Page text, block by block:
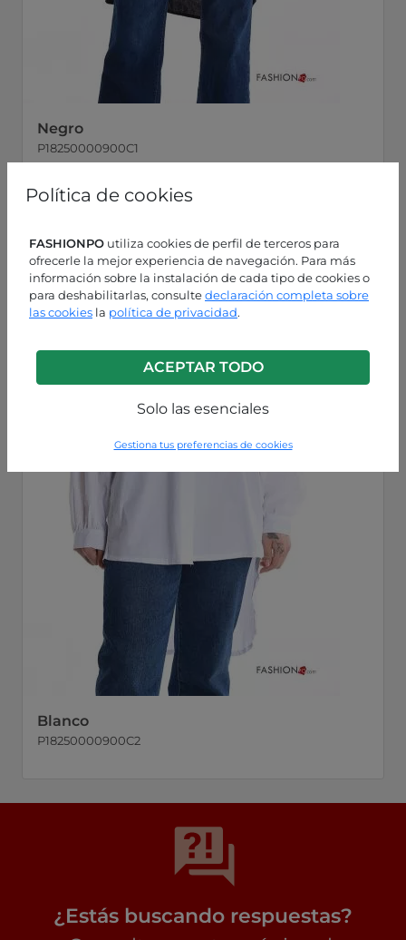
Política de cookies
FASHIONPO utiliza cookies de perfil de terceros para
ofrecerle la mejor experiencia de navegación. Para más
información sobre la instalación de cada tipo de cookies o
para deshabilitarlas, consultedeclaración completa sobre
las cookies la política de privacidad.
ACEPTAR TODO
Solo las esenciales
Gestiona tus preferencias de cookies
Negro
P18250000900C1
Blanco
P18250000900C2
¿Estás buscando respuestas?